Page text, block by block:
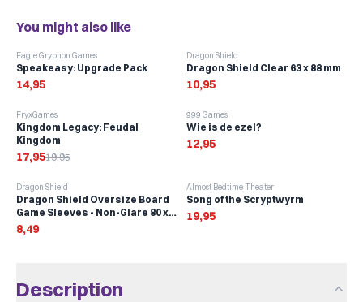
You might also like
Eagle Gryphon Games
Speakeasy: Upgrade Pack
14,95
Dragon Shield
Dragon Shield Clear 63 x 88 mm
10,95
-10%
FryxGames
Kingdom Legacy: Feudal
Kingdom
17,9519,95
999 Games
Wie is de ezel?
12,95
Dragon Shield
Dragon Shield Oversize Board
Game Sleeves - Non-Glare 80 x
120 mm (100 stuks)
8,49
Almost Bedtime Theater
Song of the Scryptwyrm
19,95
Description